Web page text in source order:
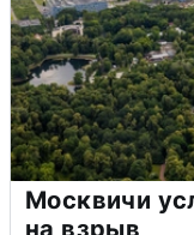
Москвичи